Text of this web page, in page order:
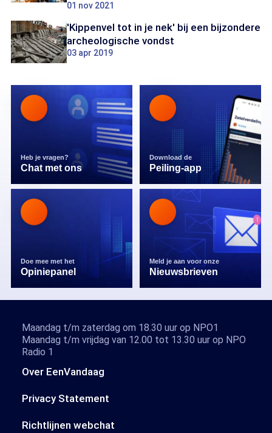
01 nov 2021
'Kippenvel tot in je nek' bij een bijzondere
archeologische vondst
03 apr 2019
Heb je vragen?
Chat met ons
Download de
Peiling-app
Doe mee met het
Opiniepanel
Meld je aan voor onze
Nieuwsbrieven
Over EenVandaag
Privacy Statement
Richtlijnen webchat
Maandag t/m zaterdag om 18.30 uur op NPO1
Maandag t/m vrijdag van 12.00 tot 13.30 uur op NPO
Radio 1